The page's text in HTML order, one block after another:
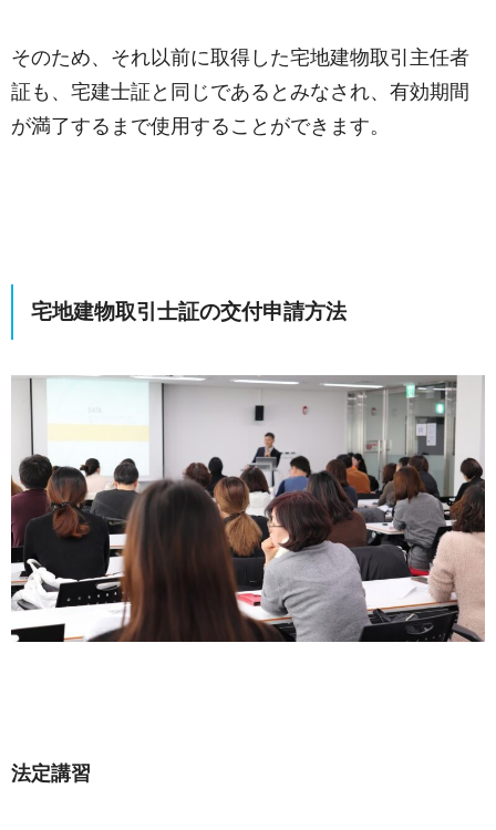
そのため、それ以前に取得した宅地建物取引主任者
証も、宅建士証と同じであるとみなされ、有効期間
が満了するまで使用することができます。
宅地建物取引士証の交付申請方法
法定講習